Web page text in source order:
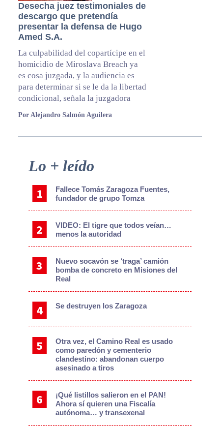
Desecha juez testimoniales de
descargo que pretendía
presentar la defensa de Hugo
Amed S.A.
La culpabilidad del copartícipe en el
homicidio de Miroslava Breach ya
es cosa juzgada, y la audiencia es
para determinar si se le da la libertad
condicional, señala la juzgadora
Por Alejandro Salmón Aguilera
Primary
Sidebar
Lo + leído
Fallece Tomás Zaragoza Fuentes,
fundador de grupo Tomza
VIDEO: El tigre que todos veían…
menos la autoridad
Nuevo socavón se ‘traga’ camión
bomba de concreto en Misiones del
Real
Se destruyen los Zaragoza
Otra vez, el Camino Real es usado
como paredón y cementerio
clandestino: abandonan cuerpo
asesinado a tiros
¡Qué listillos salieron en el PAN!
Ahora sí quieren una Fiscalía
autónoma… y transexenal